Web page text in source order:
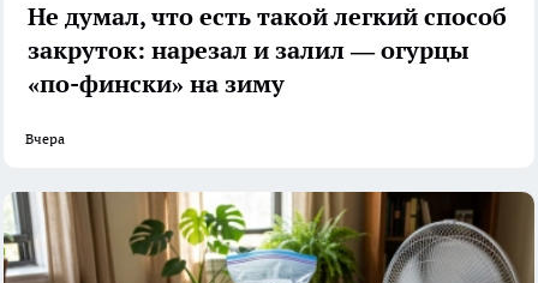
Не думал, что есть такой легкий способ
закруток: нарезал и залил — огурцы
«по-фински» на зиму
Вчера